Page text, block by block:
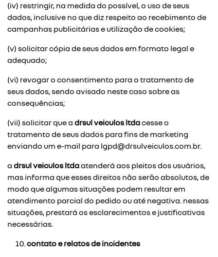
(iv) restringir, na medida do possível, o uso de seus
dados, inclusive no que diz respeito ao recebimento de
campanhas publicitárias e utilização de cookies;
(v) solicitar cópia de seus dados em formato legal e
adequado;
(vi) revogar o consentimento para o tratamento de
seus dados, sendo avisado neste caso sobre as
consequências;
(vii) solicitar que a drsul veiculos ltdacesse o
tratamento de seus dados para fins de marketing
enviando um e-mail para lgpd@drsulveiculos.com.br.
a drsul veiculos ltdaatenderá aos pleitos dos usuários,
mas informa que esses direitos não serão absolutos, de
modo que algumas situações podem resultar em
atendimento parcial do pedido ou até negativa. nessas
situações, prestará os esclarecimentos e justificativas
necessárias.
contato e relatos de incidentes